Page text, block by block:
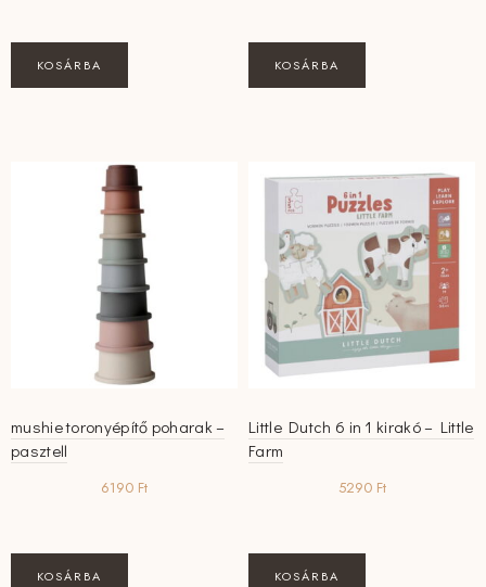
KOSÁRBA KOSÁRBA
mushie toronyépítő poharak –
pasztell
6190 Ft
KOSÁRBA
Little Dutch 6 in 1 kirakó – Little
Farm
5290 Ft
KOSÁRBA